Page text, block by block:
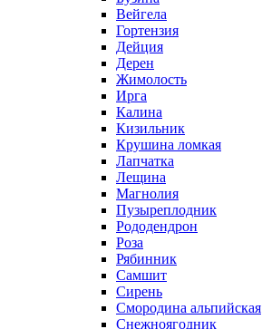
Вейгела
Гортензия
Дейция
Дерен
Жимолость
Ирга
Калина
Кизильник
Крушина ломкая
Лапчатка
Лещина
Магнолия
Пузыреплодник
Рододендрон
Роза
Рябинник
Самшит
Сирень
Смородина альпийская
Снежноягодник